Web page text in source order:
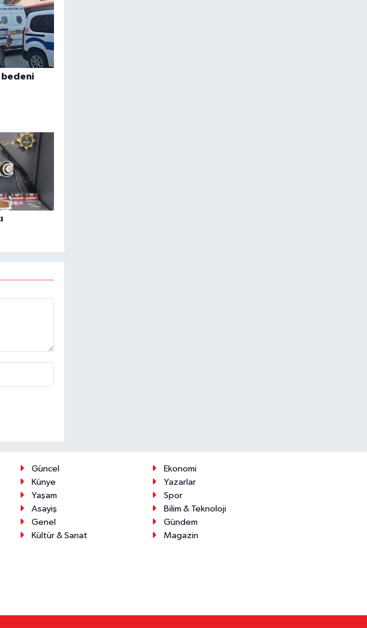
bedeni
Güncel
Ekonomi
Künye
Yazarlar
Yaşam
Spor
Asayiş
Bilim & Teknoloji
Genel
Gündem
Kültür & Sanat
Magazin